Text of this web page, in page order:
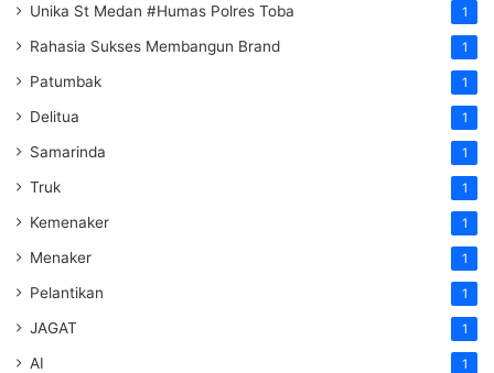
Unika St Medan #Humas Polres Toba 1
Rahasia Sukses Membangun Brand 1
Patumbak 1
Delitua 1
Samarinda 1
Truk 1
Kemenaker 1
Menaker 1
Pelantikan 1
JAGAT 1
AI 1